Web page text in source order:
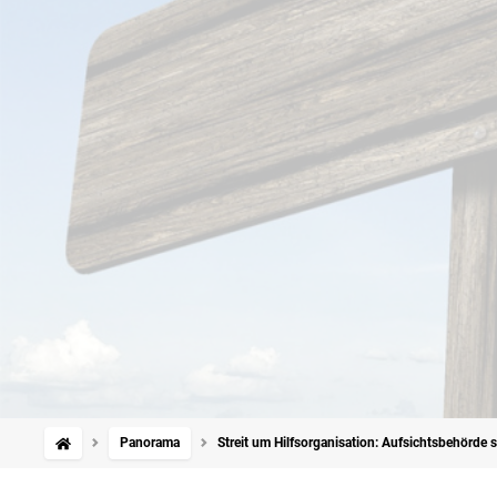
Panorama Streit um Hilfsorganisation: Aufsichtsbehörde